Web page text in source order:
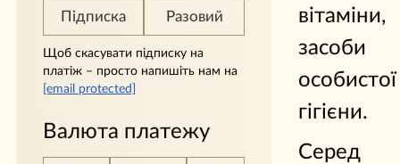
вітаміни,
засоби
особистої
гігієни.
Серед
Підписка Разовий
Щоб скасувати підписку на
платіж – просто напишіть нам на
[email protected]
Валюта платежу